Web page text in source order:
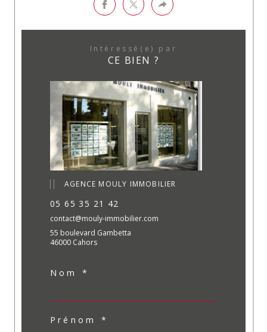
Intéressé(e) par
CE BIEN ?
AGENCE MOULY IMMOBILIER
05 65 35 21 42
contact@mouly-immobilier.com
55 boulevard Gambetta
46000 Cahors
Nom *
Prénom *